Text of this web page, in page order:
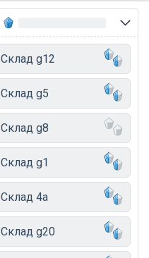
Склад g12
Склад g5
Склад g8
Склад g1
Склад 4a
Склад g20